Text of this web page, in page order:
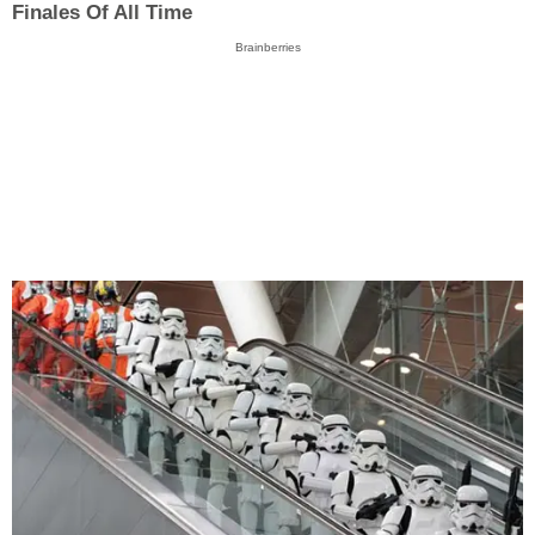
Finales Of All Time
Brainberries